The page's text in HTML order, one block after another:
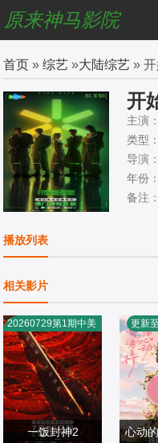
原来神马影院
首页 »综艺 »大陆综艺 »
开
主演
类型
导演：
年份：
备注
播放列表
相关影片
一饭封神2
20260729第1期中美
食竞技纯享版
心动
更新